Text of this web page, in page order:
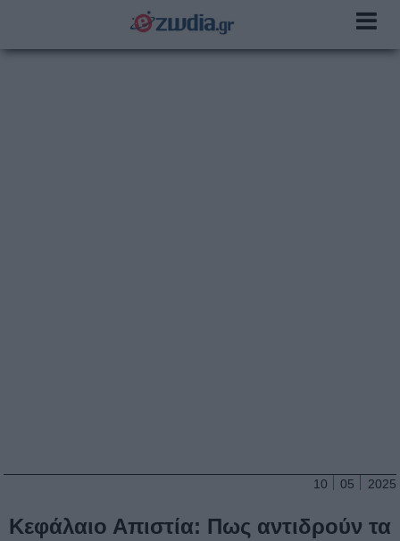
10 05 2025
Κεφάλαιο Απιστία: Πως αντιδρούν τα